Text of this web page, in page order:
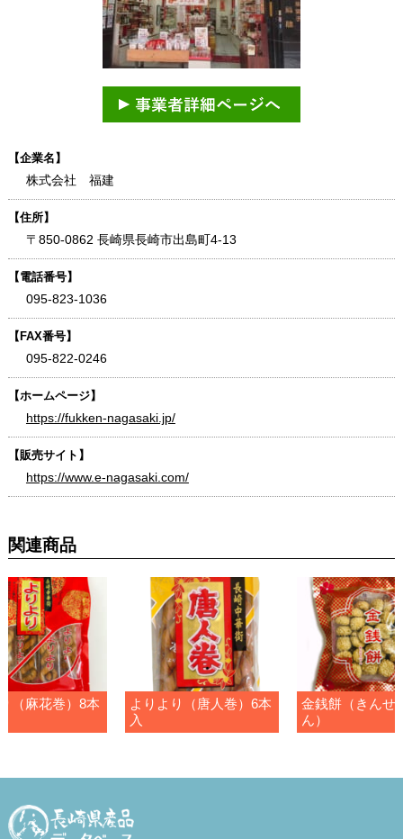
【企業名】
株式会社 福建
【住所】
〒850-0862 長崎県長崎市出島町4-13
【電話番号】
095-823-1036
【FAX番号】
095-822-0246
【ホームページ】
https://fukken-nagasaki.jp/
【販売サイト】
https://www.e-nagasaki.com/
関連商品
（麻花巻）8本
よりより（唐人巻）6本
入
金銭餅（きんせ
ん）